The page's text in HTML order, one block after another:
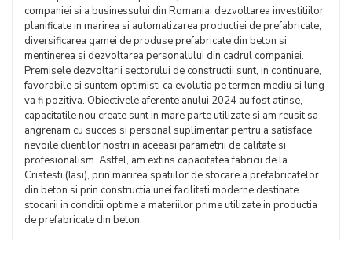
companiei si a businessului din Romania, dezvoltarea investitiilor
planificate in marirea si automatizarea productiei de prefabricate,
diversificarea gamei de produse prefabricate din beton si
mentinerea si dezvoltarea personalului din cadrul companiei.
Premisele dezvoltarii sectorului de constructii sunt, in continuare,
favorabile si suntem optimisti ca evolutia pe termen mediu si lung
va fi pozitiva. Obiectivele aferente anului 2024 au fost atinse,
capacitatile nou create sunt in mare parte utilizate si am reusit sa
angrenam cu succes si personal suplimentar pentru a satisface
nevoile clientilor nostri in aceeasi parametrii de calitate si
profesionalism. Astfel, am extins capacitatea fabricii de la
Cristesti (Iasi), prin marirea spatiilor de stocare a prefabricatelor
din beton si prin constructia unei facilitati moderne destinate
stocarii in conditii optime a materiilor prime utilizate in productia
de prefabricate din beton.